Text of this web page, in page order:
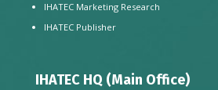
IHATEC Marketing Research
IHATEC Publisher
IHATEC HQ (Main Office)